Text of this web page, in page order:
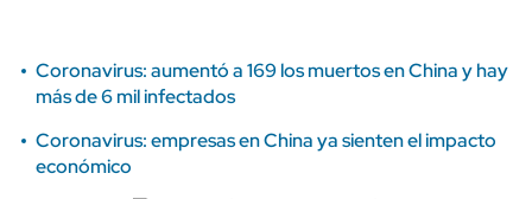
Coronavirus: aumentó a 169 los muertos en China y hay
más de 6 mil infectados
Coronavirus: empresas en China ya sienten el impacto
económico